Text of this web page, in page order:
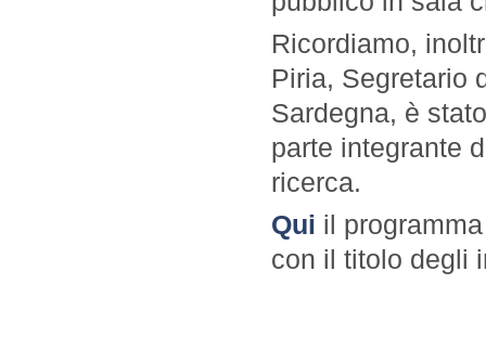
Ricordiamo,
Piria, Segretario
Sardegna, è
parte integrante
ricerca.
Qui il
con il titolo degli